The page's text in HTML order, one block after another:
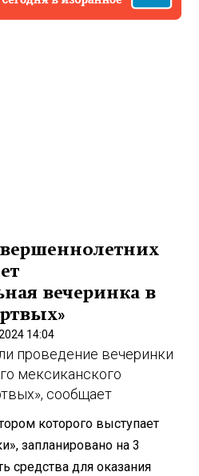
вечеринка в
14:04
проведение вечеринки
мексиканского
сообщает
которого выступает
запланировано на 3
средства для оказания